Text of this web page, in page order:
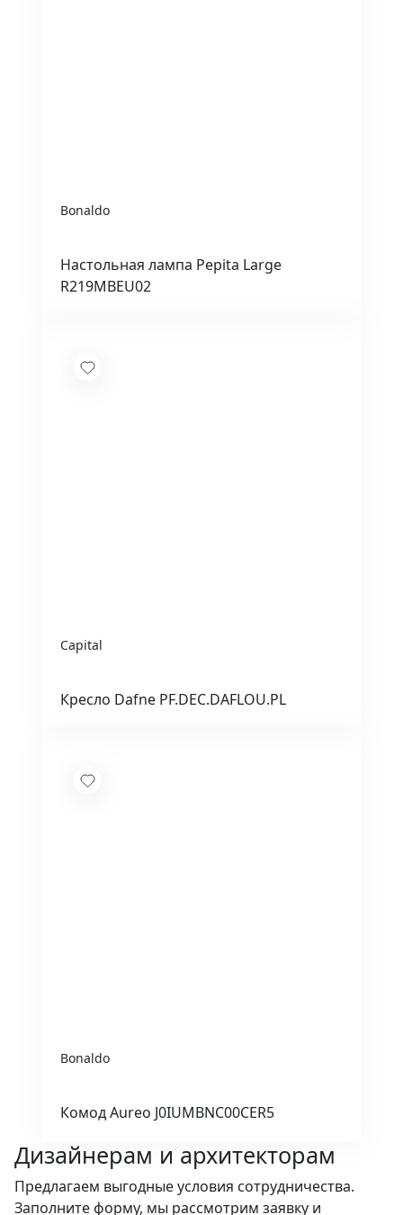
Bonaldo
Настольная лампа Pepita Large
R219MBEU02
Capital
Кресло Dafne PF.DEC.DAFLOU.PL
Bonaldo
Комод Aureo J0IUMBNC00CER5
Дизайнерам и архитекторам
Предлагаем выгодные условия сотрудничества.
Заполните форму, мы рассмотрим заявку и